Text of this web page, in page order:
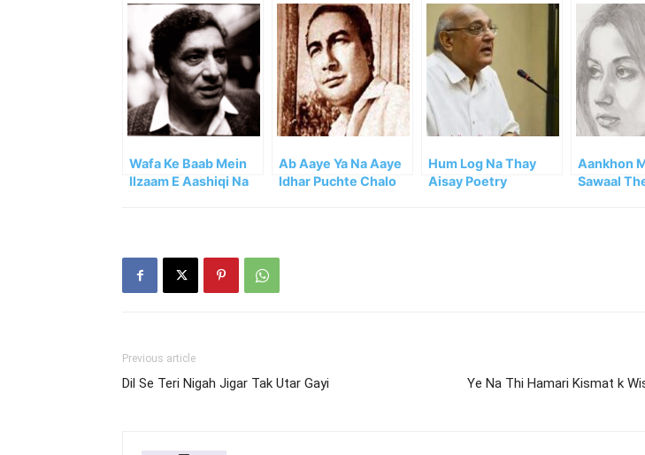
Wafa Ke Baab Mein
Ilzaam E Aashiqi Na
Ab Aaye Ya Na Aaye
Idhar Puchte Chalo
Hum Log Na Thay
Aisay Poetry
Aankhon
Sawaal
Previous article
Dil Se Teri Nigah Jigar Tak Utar Gayi Ye Na Thi Hamari Kismat k